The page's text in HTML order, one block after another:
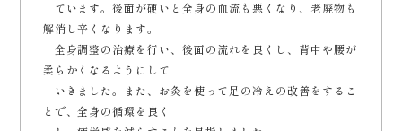
ています。後面が硬いと全身の血流も悪くなり、老廃物も
解消し辛くなります。
全身調整の治療を行い、後面の流れを良くし、背中や腰が
柔らかくなるようにして
いきました。また、お灸を使って足の冷えの改善をするこ
とで、全身の循環を良く